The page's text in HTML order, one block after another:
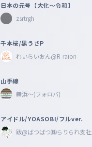
日本の元号【大化〜令和】
zsrtrgh
千本桜/黒うさP
れいらいおん@R-raion
山手線
舞浜〜(フォロバ)
アイドル/YOASOBI/フルver.
跋@ばつばつ㈱らりられ支社